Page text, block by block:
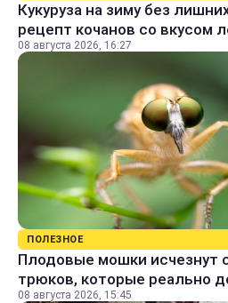
Кукуруза на зиму без
рецепт кочанов со вкусом
08 августа 2026, 16:27
ПОЛЕЗНОЕ
Плодовые мошки исчезнут
трюков, которые реально
08 августа 2026, 15:45